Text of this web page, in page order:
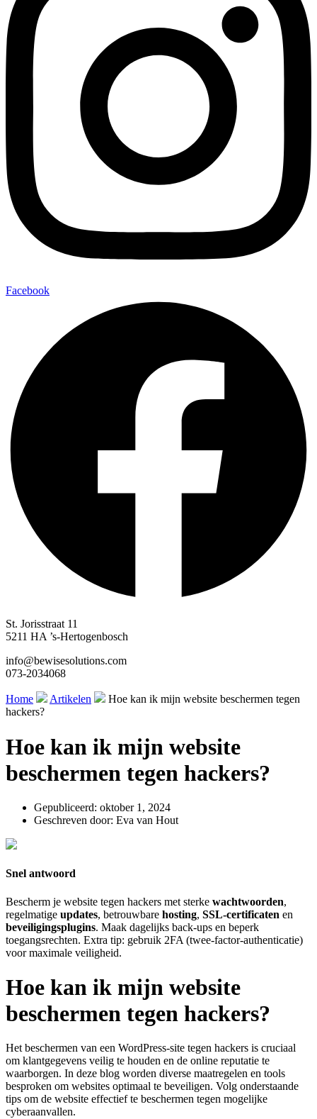
Facebook
St. Jorisstraat 11
5211 HA ’s-Hertogenbosch
info@bewisesolutions.com
073-2034068
Home Artikelen
Hoe kan ik mijn website beschermen tegen
hackers?
Hoe kan ik mijn website
beschermen tegen hackers?
Gepubliceerd: oktober 1, 2024
Geschreven door: Eva van Hout
Snel antwoord
Bescherm je website tegen hackers met sterke wachtwoorden,
regelmatige updates, betrouwbare hosting, SSL-certificaten en
beveiligingsplugins. Maak dagelijks back-ups en beperk
toegangsrechten. Extra tip: gebruik 2FA (twee-factor-authenticatie)
voor maximale veiligheid.
Hoe kan ik mijn website
beschermen tegen hackers?
Het beschermen van een WordPress-site tegen hackers is cruciaal
om klantgegevens veilig te houden en de online reputatie te
waarborgen. In deze blog worden diverse maatregelen en tools
besproken om websites optimaal te beveiligen. Volg onderstaande
tips om de website effectief te beschermen tegen mogelijke
cyberaanvallen.